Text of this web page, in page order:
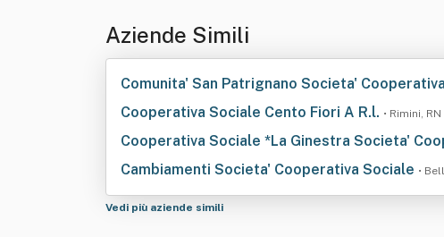
Aziende Simili
Comunita' San Patrignano Societa'
Cooperativa Sociale Cento Fiori A R.l. • Rimini, RN
Cooperativa Sociale *La Ginestra Societa'
Cambiamenti Societa' Cooperativa Sociale •
Vedi più aziende simili